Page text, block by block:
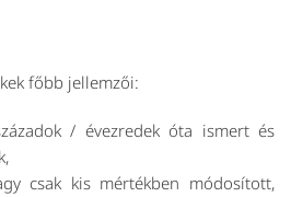
főbb jellemzői:
/ évezredek óta ismert és
csak kis mértékben módosított,